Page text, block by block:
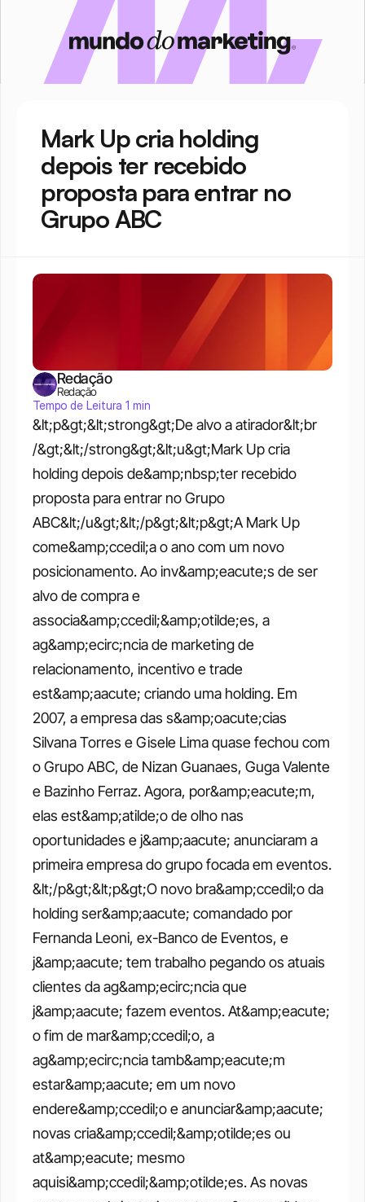
Mark Up cria holding
depois ter recebido
proposta para entrar no
Grupo ABC
&lt;p&gt;&lt;strong&gt;De alvo a atirador&lt;br
/&gt;&lt;/strong&gt;&lt;u&gt;Mark Up cria
holding depois de&amp;nbsp;ter recebido
proposta para entrar no Grupo
ABC&lt;/u&gt;&lt;/p&gt;&lt;p&gt;A Mark Up
come&amp;ccedil;a o ano com um novo
posicionamento. Ao inv&amp;eacute;s de ser
alvo de compra e
associa&amp;ccedil;&amp;otilde;es, a
ag&amp;ecirc;ncia de marketing de
relacionamento, incentivo e trade
est&amp;aacute; criando uma holding. Em
2007, a empresa das s&amp;oacute;cias
Silvana Torres e Gisele Lima quase fechou com
o Grupo ABC, de Nizan Guanaes, Guga Valente
e Bazinho Ferraz. Agora, por&amp;eacute;m,
elas est&amp;atilde;o de olho nas
oportunidades e j&amp;aacute; anunciaram a
primeira empresa do grupo focada em eventos.
&lt;/p&gt;&lt;p&gt;O novo bra&amp;ccedil;o da
holding ser&amp;aacute; comandado por
Fernanda Leoni, ex-Banco de Eventos, e
j&amp;aacute; tem trabalho pegando os atuais
clientes da ag&amp;ecirc;ncia que
j&amp;aacute; fazem eventos. At&amp;eacute;
o fim de mar&amp;ccedil;o, a
ag&amp;ecirc;ncia tamb&amp;eacute;m
estar&amp;aacute; em um novo
endere&amp;ccedil;o e anunciar&amp;aacute;
novas cria&amp;ccedil;&amp;otilde;es ou
at&amp;eacute; mesmo
aquisi&amp;ccedil;&amp;otilde;es. As novas
Redação
Redação
Tempo de Leitura 1 min